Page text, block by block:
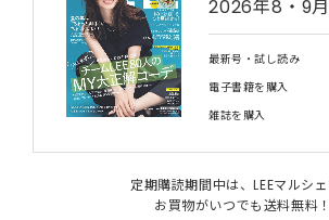
2026年8・9
最新号・試し読み
電子書籍を購入
雑誌を購入
定期購読期間中は、LEEマルシ
お買物がいつでも送料無料！